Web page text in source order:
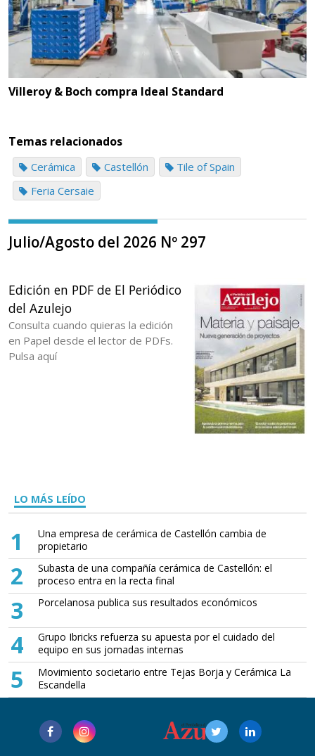
Villeroy & Boch compra Ideal Standard
Temas relacionados
Cerámica Castellón
Tile of Spain
Feria Cersaie
Julio/Agosto del 2026 Nº 297
Edición en PDF de El Periódico
del Azulejo
Consulta cuando quieras la edición
en Papel desde el lector de PDFs.
Pulsa aquí
LO MÁS LEÍDO
1
Una empresa de cerámica de Castellón cambia de
propietario
2
Subasta de una compañía cerámica de Castellón: el
proceso entra en la recta final
3 Porcelanosa publica sus resultados económicos
4
Grupo Ibricks refuerza su apuesta por el cuidado del
equipo en sus jornadas internas
5
Movimiento societario entre Tejas Borja y Cerámica La
Escandella